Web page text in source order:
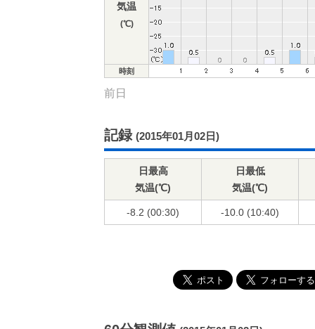
気温
(℃)
時刻
前日
記録 (2015年01月02日)
日最高
気温(℃)
日最低
気温(℃)
-8.2 (00:30) -10.0 (10:40)